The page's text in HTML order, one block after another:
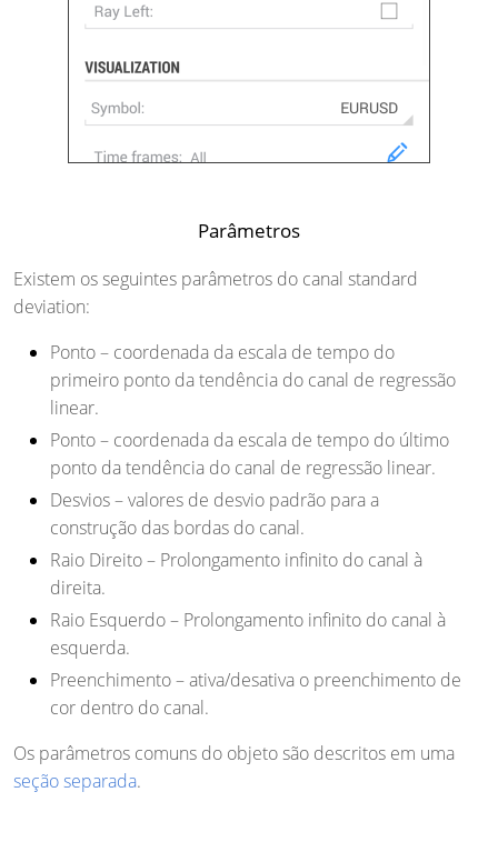
Parâmetros
Existem os seguintes parâmetros do canal standard
deviation:
Ponto– coordenada da escala de tempo do
primeiro ponto da tendência do canal de regressão
linear.
Ponto– coordenada da escala de tempo do último
ponto da tendência do canal de regressão linear.
Desvios– valores de desvio padrão para a
construção das bordas do canal.
Raio Direito– Prolongamento infinito do canal à
direita.
Raio Esquerdo– Prolongamento infinito do canal à
esquerda.
Preenchimento– ativa/desativa o preenchimento de
cor dentro do canal.
Os parâmetros comuns do objeto são descritos em uma
seção separada.